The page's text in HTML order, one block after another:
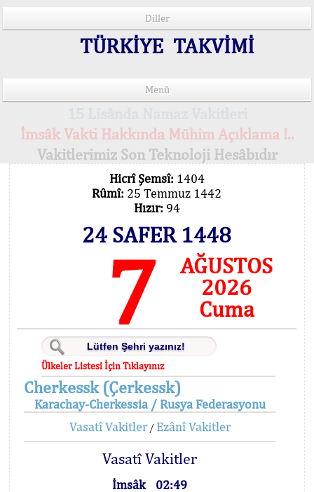
Diller
TÜRKİYE TAKVİMİ
Menü
İmsâk Vakti Hakkında Mühim Açıklama !..
Vakitlerimiz Son Teknoloji Hesâbıdır
Hicrî Şemsî: 1404
Rûmî: 25 Temmuz 1442
Hızır: 94
24 SAFER 1448
7
AĞUSTOS
2026
Cuma
Ülkeler Listesi İçin Tıklayınız
Cherkessk (Çerkessk)
Karachay-Cherkessia / Rusya Federasyonu
Vasatî Vakitler/ Ezânî Vakitler
Vasatî Vakitler
İmsâk
02:49